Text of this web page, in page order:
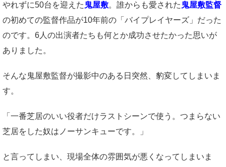
やれずに50台を迎えた 鬼屋敷。誰からも愛された 鬼屋敷監督
の初めての監督作品が10年前の「バイプレイヤーズ」だった
のです。6人の出演者たちも何とか成功させたかった思いが
ありました。
そんな鬼屋敷監督が撮影中のある日突然、豹変してしまいま
す。
「一番芝居のいい役者だけラストシーンで使う。つまらない
芝居をした奴はノーサンキューです。」
と言ってしまい、現場全体の雰囲気が悪くなってしまいま